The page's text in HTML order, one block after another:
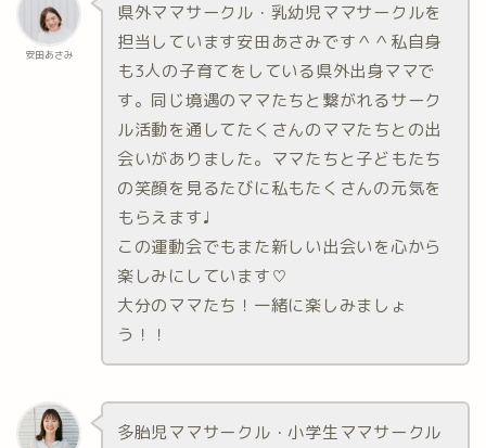
安田あさみ
県外ママサークル・乳幼児ママサークルを
担当しています安田あさみです＾＾私自身
も3人の子育てをしている県外出身ママで
す。同じ境遇のママたちと繋がれるサーク
ル活動を通してたくさんのママたちとの出
会いがありました。ママたちと子どもたち
の笑顔を見るたびに私もたくさんの元気を
もらえます♩
この運動会でもまた新しい出会いを心から
楽しみにしています♡
大分のママたち！一緒に楽しみましょ
う！！
多胎児ママサークル・小学生ママサークル